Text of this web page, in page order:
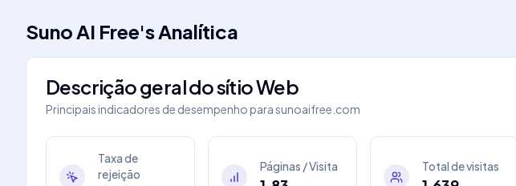
Suno AI Free'sAnalítica
Descrição geral do sítio Web
Principais indicadores de desempenho parasunoaifree.com
Taxa de
rejeição
Páginas / Visita Total de visitas